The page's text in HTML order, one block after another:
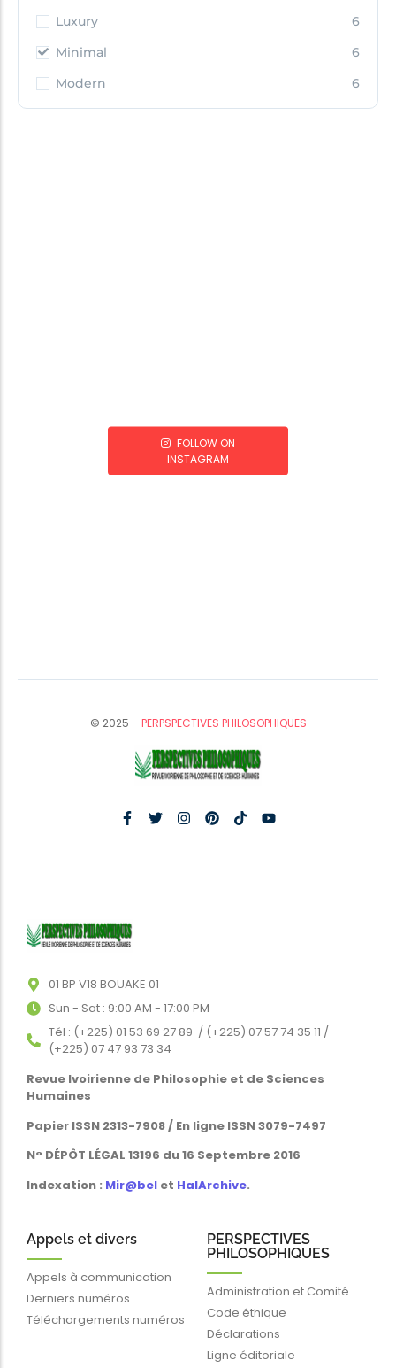
Luxury
6
Minimal
6
Modern
6
FOLLOW ON
INSTAGRAM
© 2025 –PERPSPECTIVES PHILOSOPHIQUES
01 BP V18 BOUAKE 01
Sun - Sat : 9:00 AM - 17:00 PM
Tél : (+225) 01 53 69 27 89 / (+225) 07 57 74 35 11 /
(+225) 07 47 93 73 34
Revue Ivoirienne de Philosophie et de Sciences
Humaines
Papier ISSN 2313-7908 / En ligne ISSN 3079-7497
N° DÉPÔT LÉGAL 13196 du 16 Septembre 2016
Indexation : Mir@bel et HalArchive.
Appels et divers
Appels à communication
Derniers numéros
Téléchargements numéros
PERSPECTIVES
PHILOSOPHIQUES
Administration et Comité
Code éthique
Déclarations
Ligne éditoriale